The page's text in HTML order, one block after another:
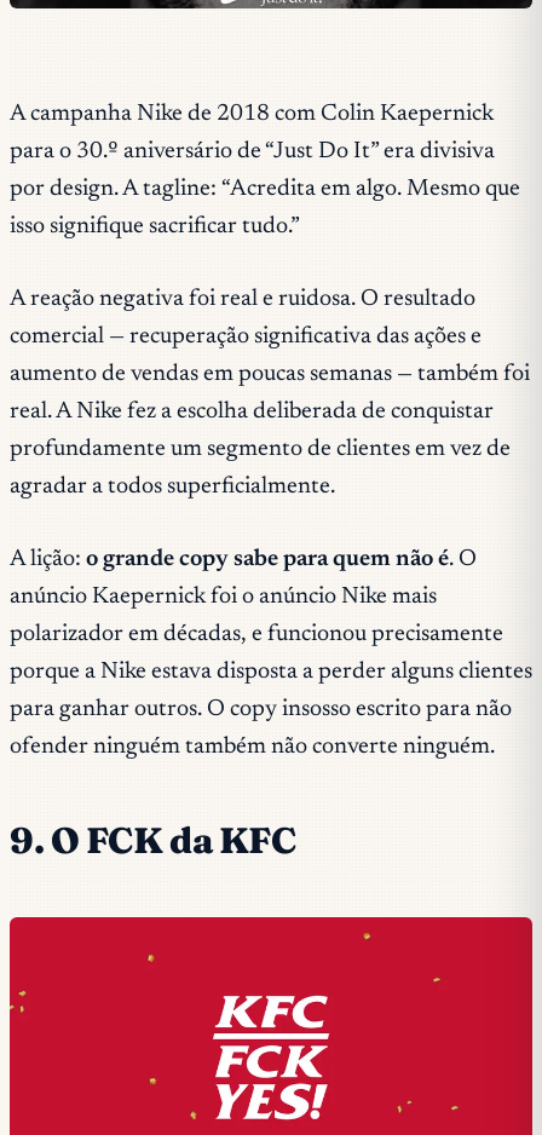
A campanha Nike de 2018 com Colin Kaepernick
para o 30.º aniversário de “Just Do It” era divisiva
por design. A tagline: “Acredita em algo. Mesmo que
isso signifique sacrificar tudo.”
A reação negativa foi real e ruidosa. O resultado
comercial — recuperação significativa das ações e
aumento de vendas em poucas semanas — também foi
real. A Nike fez a escolha deliberada de conquistar
profundamente um segmento de clientes em vez de
agradar a todos superficialmente.
A lição: o grande copy sabe para quem não é. O
anúncio Kaepernick foi o anúncio Nike mais
polarizador em décadas, e funcionou precisamente
porque a Nike estava disposta a perder alguns clientes
para ganhar outros. O copy insosso escrito para não
ofender ninguém também não converte ninguém.
9. O FCK da KFC